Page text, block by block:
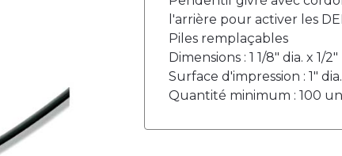
l'arrière pour activer les
Piles remplaçables
Dimensions : 1 1/8" dia. x 1/2"
Surface d'impression : 1" dia.
Quantité minimum : 100